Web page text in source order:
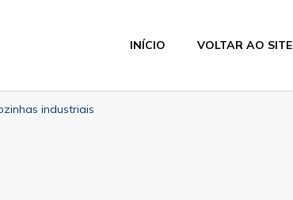
Industriais
INÍCIO VOLTAR AO SITE
industriais